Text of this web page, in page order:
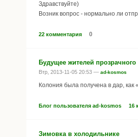
Здравствуйте)
Возник вопрос - нормально ли
22 комментария 0
Будущее жителей
Втр, 2013-11-05 20:53 — ad-kosmos
Колония была получена в дар,
Блог пользователя ad-kosmos 16
Зимовка в холодильнике